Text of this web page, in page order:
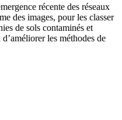
récente des réseaux
des images, pour les classer
de sols contaminés et
les méthodes de